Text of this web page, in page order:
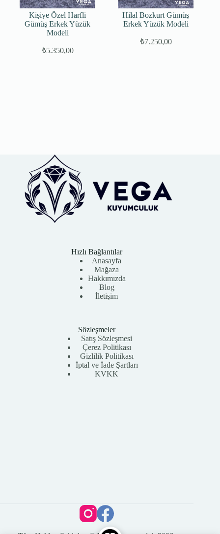
Kişiye Özel Harfli
Gümüş Erkek Yüzük
Modeli
₺5.350,00
Hilal Bozkurt Gümüş
Erkek Yüzük Modeli
Orijinal
₺7.250,00
Şu
Hızlı Bağlantılar
Anasayfa
Mağaza
Hakkımızda
Blog
İletişim
Sözleşmeler
Satış Sözleşmesi
Çerez Politikası
Gizlilik Politikası
İptal ve İade Şartları
KVKK